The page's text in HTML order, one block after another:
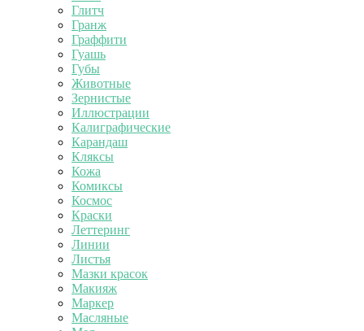
Глитч
Гранж
Граффити
Гуашь
Губы
Животные
Зернистые
Иллюстрации
Калиграфические
Карандаш
Кляксы
Кожа
Комиксы
Космос
Краски
Леттеринг
Линии
Листья
Мазки красок
Макияж
Маркер
Масляные